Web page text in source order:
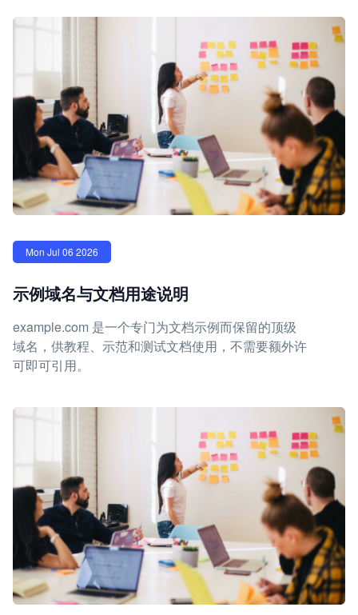
Mon Jul 06 2026
示例域名与文档用途说明
example.com 是一个专门为文档示例而保留的顶级
域名，供教程、示范和测试文档使用，不需要额外许
可即可引用。